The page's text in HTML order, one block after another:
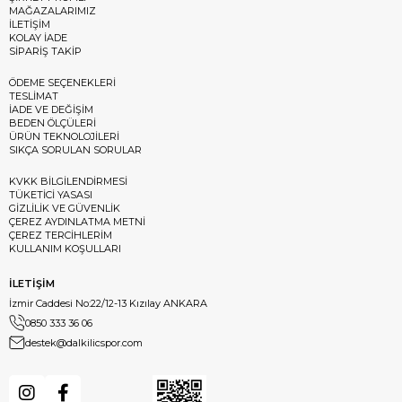
MAĞAZALARIMIZ
İLETİŞİM
KOLAY İADE
SİPARİŞ TAKİP
ÖDEME SEÇENEKLERİ
TESLİMAT
İADE VE DEĞİŞİM
BEDEN ÖLÇÜLERİ
ÜRÜN TEKNOLOJİLERİ
SIKÇA SORULAN SORULAR
KVKK BİLGİLENDİRMESİ
TÜKETİCİ YASASI
GİZLİLİK VE GÜVENLİK
ÇEREZ AYDINLATMA METNİ
ÇEREZ TERCİHLERİM
KULLANIM KOŞULLARI
İLETİŞİM
İzmir Caddesi No:22/12-13 Kızılay ANKARA
0850 333 36 06
destek@dalkilicspor.com